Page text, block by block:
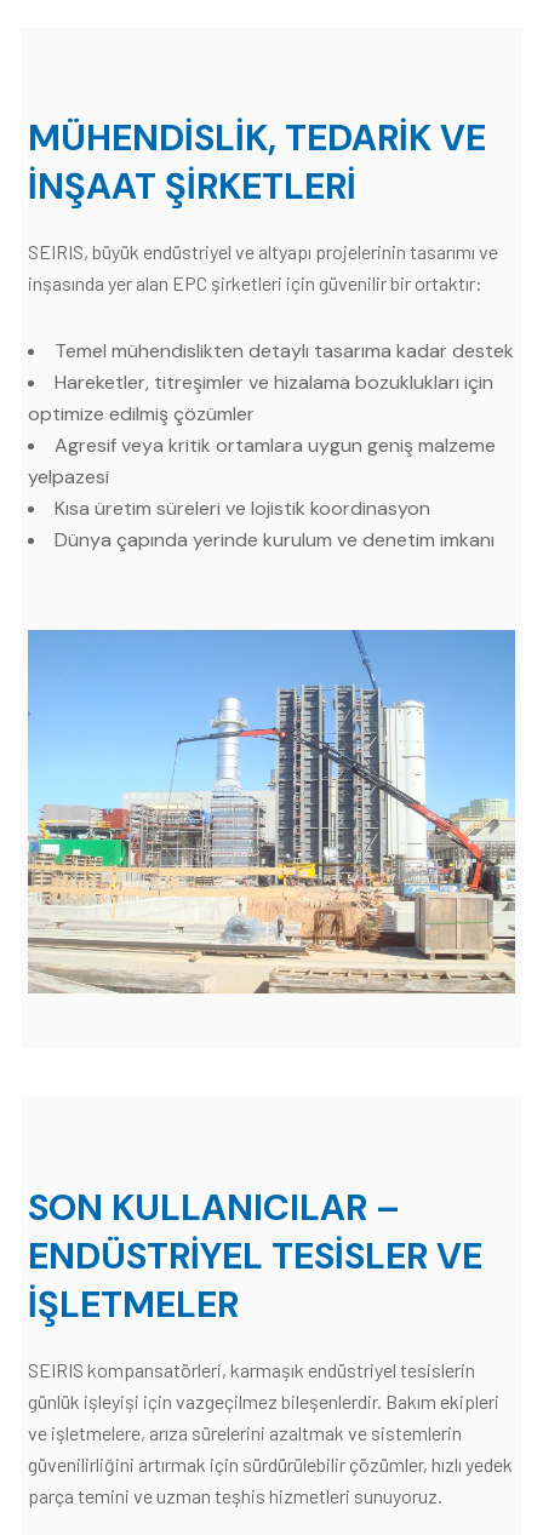
MÜHENDISLIK, TEDARIK VE
İNŞAAT ŞIRKETLERI
SEIRIS, büyük endüstriyel ve altyapı projelerinin tasarımı ve
inşasında yer alan EPC şirketleri için güvenilir bir ortaktır:
Temel mühendislikten detaylı tasarıma kadar destek
Hareketler, titreşimler ve hizalama bozuklukları için
optimize edilmiş çözümler
Agresif veya kritik ortamlara uygun geniş malzeme
yelpazesi
Kısa üretim süreleri ve lojistik koordinasyon
Dünya çapında yerinde kurulum ve denetim imkanı
SON KULLANICILAR –
ENDÜSTRIYEL TESISLER VE
İŞLETMELER
SEIRIS kompansatörleri, karmaşık endüstriyel tesislerin
günlük işleyişi için vazgeçilmez bileşenlerdir. Bakım ekipleri
ve işletmelere, arıza sürelerini azaltmak ve sistemlerin
güvenilirliğini artırmak için sürdürülebilir çözümler, hızlı yedek
parça temini ve uzman teşhis hizmetleri sunuyoruz.